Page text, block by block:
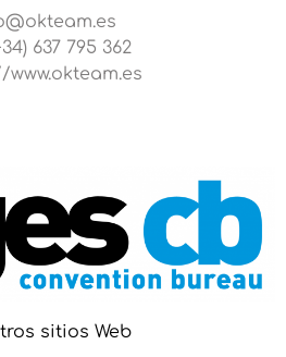
637 795 362
sitios Web